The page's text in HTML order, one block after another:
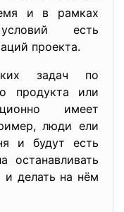
и в рамках
есть
проекта.
задач по
продукта или
имеет
люди ели
и будут есть
останавливать
и делать на нём